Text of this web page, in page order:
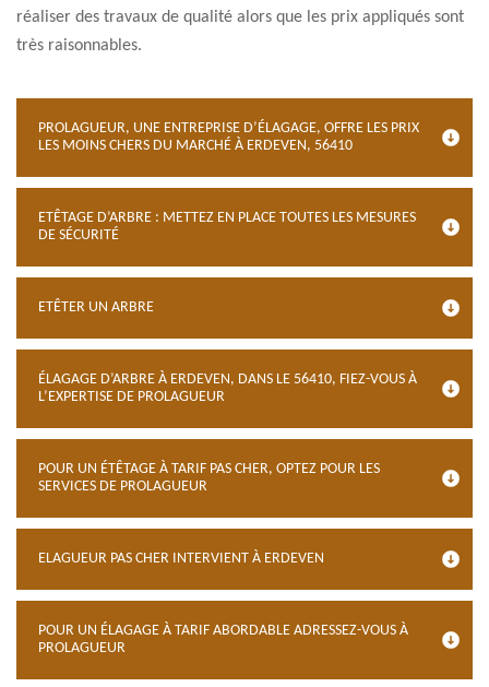
réaliser des travaux de qualité alors que les prix appliqués sont
très raisonnables.
PROLAGUEUR, UNE ENTREPRISE D’ÉLAGAGE, OFFRE LES PRIX
LES MOINS CHERS DU MARCHÉ À ERDEVEN, 56410
ETÊTAGE D’ARBRE : METTEZ EN PLACE TOUTES LES MESURES
DE SÉCURITÉ
ETÊTER UN ARBRE
ÉLAGAGE D’ARBRE À ERDEVEN, DANS LE 56410, FIEZ-VOUS À
L’EXPERTISE DE PROLAGUEUR
POUR UN ÉTÊTAGE À TARIF PAS CHER, OPTEZ POUR LES
SERVICES DE PROLAGUEUR
ELAGUEUR PAS CHER INTERVIENT À ERDEVEN
POUR UN ÉLAGAGE À TARIF ABORDABLE ADRESSEZ-VOUS À
PROLAGUEUR